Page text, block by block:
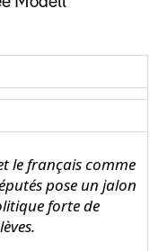
le français comme
pose un jalon
forte de